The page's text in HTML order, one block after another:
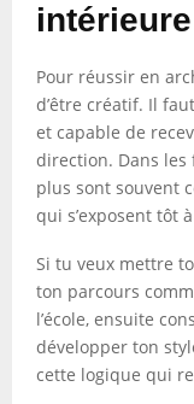
intérieure
Pour réussir en
d’être créatif. Il
et capable de
direction. Dans
plus sont souvent
qui s’exposent tôt
Si tu veux mettre
ton parcours
l’école, ensuite
développer ton
cette logique qui